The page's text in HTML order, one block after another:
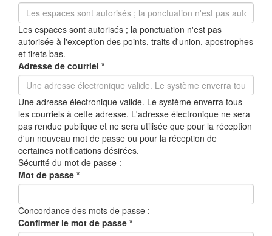
Les espaces sont autorisés ; la ponctuation n'est pas
autorisée à l'exception des points, traits d'union, apostrophes
et tirets bas.
Adresse de courriel *
Une adresse électronique valide. Le système enverra tous
les courriels à cette adresse. L'adresse électronique ne sera
pas rendue publique et ne sera utilisée que pour la réception
d'un nouveau mot de passe ou pour la réception de
certaines notifications désirées.
Sécurité du mot de passe :
Mot de passe *
Concordance des mots de passe :
Confirmer le mot de passe *